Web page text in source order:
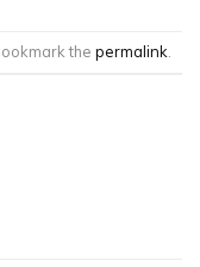
the permalink